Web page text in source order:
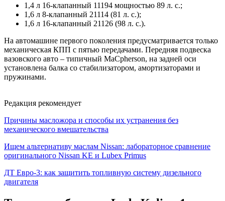
1,4 л 16-клапанный 11194 мощностью 89 л. с.;
1,6 л 8-клапанный 21114 (81 л. с.);
1,6 л 16-клапанный 21126 (98 л. с.).
На автомашине первого поколения предусматривается только
механическая КПП с пятью передачами. Передняя подвеска
вазовского авто – типичный MaCpherson, на задней оси
установлена балка со стабилизатором, амортизаторами и
пружинами.
Редакция рекомендует
Причины масложора и способы их устранения без
механического вмешательства
Ищем альтернативу маслам Nissan: лабораторное сравнение
оригинального Nissan KE и Lubex Primus
ДТ Евро-3: как защитить топливную систему дизельного
двигателя